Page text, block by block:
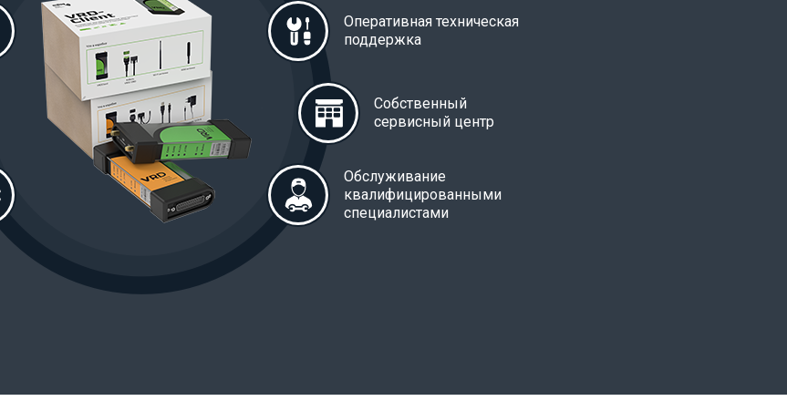
Оперативная техническая
поддержка
Собственный
сервисный центр
Обслуживание
квалифицированными
специалистами